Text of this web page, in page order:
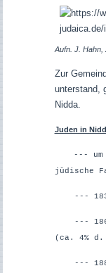
Aufn. J. Hahn,
Zur
unterstand,
Nidda.
Juden in
---
jüdische
---
---
(ca. 4%
---